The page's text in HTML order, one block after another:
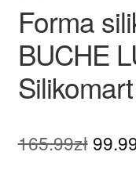
Forma
BUCHE
Silikomart
165.99zł